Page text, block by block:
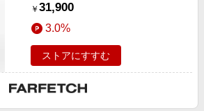
￥ 31,900
3.0%
ストアにすすむ